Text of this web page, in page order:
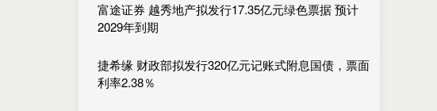
富途证券 越秀地产拟发行17.35亿元绿色票据 预计
2029年到期
捷希缘 财政部拟发行320亿元记账式附息国债，票面
利率2.38％